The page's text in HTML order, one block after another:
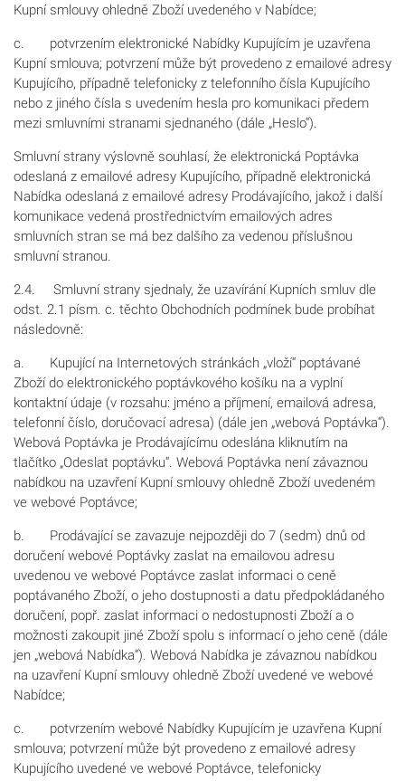
Kupní smlouvy ohledně Zboží uvedeného v Nabídce;
c. potvrzením elektronické Nabídky Kupujícím je uzavřena
Kupní smlouva; potvrzení může být provedeno z emailové adresy
Kupujícího, případně telefonicky z telefonního čísla Kupujícího
nebo z jiného čísla s uvedením hesla pro komunikaci předem
mezi smluvními stranami sjednaného (dále „Heslo“).
Smluvní strany výslovně souhlasí, že elektronická Poptávka
odeslaná z emailové adresy Kupujícího, případně elektronická
Nabídka odeslaná z emailové adresy Prodávajícího, jakož i další
komunikace vedená prostřednictvím emailových adres
smluvních stran se má bez dalšího za vedenou příslušnou
smluvní stranou.
2.4. Smluvní strany sjednaly, že uzavírání Kupních smluv dle
odst. 2.1 písm. c. těchto Obchodních podmínek bude probíhat
následovně:
a. Kupující na Internetových stránkách „vloží“ poptávané
Zboží do elektronického poptávkového košíku na a vyplní
kontaktní údaje (v rozsahu: jméno a příjmení, emailová adresa,
telefonní číslo, doručovací adresa) (dále jen „webová Poptávka“).
Webová Poptávka je Prodávajícímu odeslána kliknutím na
tlačítko „Odeslat poptávku“. Webová Poptávka není závaznou
nabídkou na uzavření Kupní smlouvy ohledně Zboží uvedeném
ve webové Poptávce;
b. Prodávající se zavazuje nejpozději do 7 (sedm) dnů od
doručení webové Poptávky zaslat na emailovou adresu
uvedenou ve webové Poptávce zaslat informaci o ceně
poptávaného Zboží, o jeho dostupnosti a datu předpokládaného
doručení, popř. zaslat informaci o nedostupnosti Zboží a o
možnosti zakoupit jiné Zboží spolu s informací o jeho ceně (dále
jen „webová Nabídka“). Webová Nabídka je závaznou nabídkou
na uzavření Kupní smlouvy ohledně Zboží uvedené ve webové
Nabídce;
c. potvrzením webové Nabídky Kupujícím je uzavřena Kupní
smlouva; potvrzení může být provedeno z emailové adresy
Kupujícího uvedené ve webové Poptávce, telefonicky